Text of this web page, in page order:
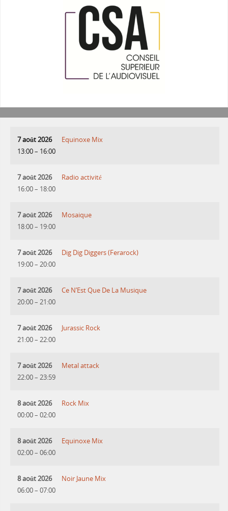
7 août 2026
13:00– 16:00
Equinoxe Mix
7 août 2026
16:00– 18:00
Radio activité
7 août 2026
18:00– 19:00
Mosaique
7 août 2026
19:00– 20:00
Dig Dig Diggers (Ferarock)
7 août 2026
20:00– 21:00
Ce N’Est Que De La Musique
7 août 2026
21:00– 22:00
Jurassic Rock
7 août 2026
22:00– 23:59
Metal attack
8 août 2026
00:00– 02:00
Rock Mix
8 août 2026
02:00– 06:00
Equinoxe Mix
8 août 2026
06:00– 07:00
Noir Jaune Mix